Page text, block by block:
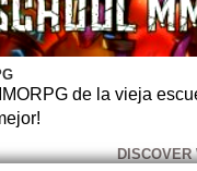
de la vieja